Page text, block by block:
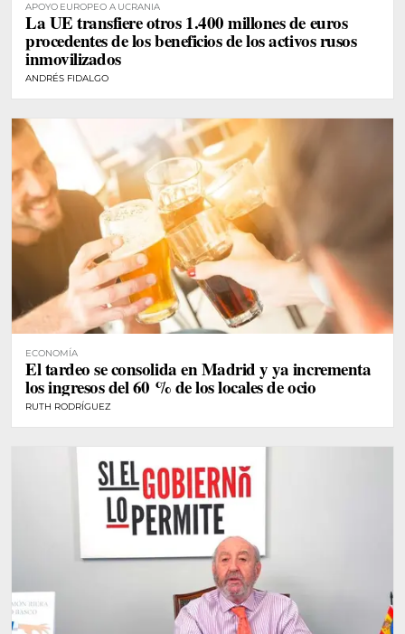
APOYO EUROPEO A UCRANIA
La UE transfiere otros 1.400 millones de euros
procedentes de los beneficios de los activos rusos
inmovilizados
ANDRÉS FIDALGO
ECONOMÍA
El tardeo se consolida en Madrid y ya incrementa
los ingresos del 60 % de los locales de ocio
RUTH RODRÍGUEZ